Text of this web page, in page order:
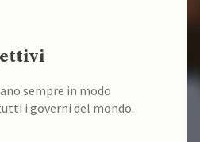
sempre in modo
i governi del mondo.